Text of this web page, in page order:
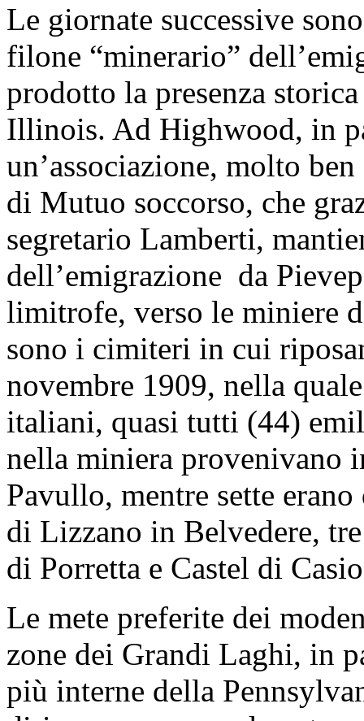
Le giornate successive
filone “minerario”
prodotto la presenza
Illinois. Ad Highwood, in
un’associazione, molto
di Mutuo soccorso, che
segretario Lamberti,
dell’emigrazione da
limitrofe, verso le miniere
sono i cimiteri in cui
novembre 1909, nella
italiani, quasi tutti (44)
nella miniera provenivano
Pavullo, mentre sette
di Lizzano in Belvedere,
di Porretta e Castel di
Le mete preferite dei
zone dei Grandi Laghi, in
più interne della